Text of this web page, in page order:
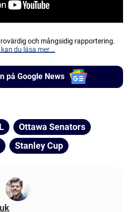
och mångsidig rapportering.
du läsa mer...
på Google News
Ottawa Senators
Stanley Cup